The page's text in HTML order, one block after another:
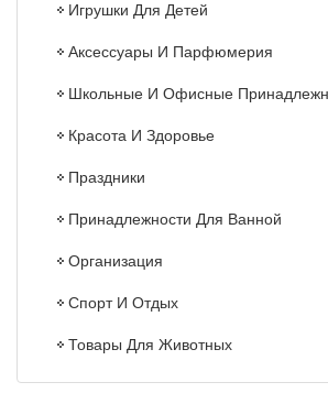
Игрушки Для Детей
Аксессуары И Парфюмерия
Школьные И Офисные
Красота И Здоровье
Праздники
Принадлежности Для Ванной
Организация
Спорт И Отдых
Товары Для Животных